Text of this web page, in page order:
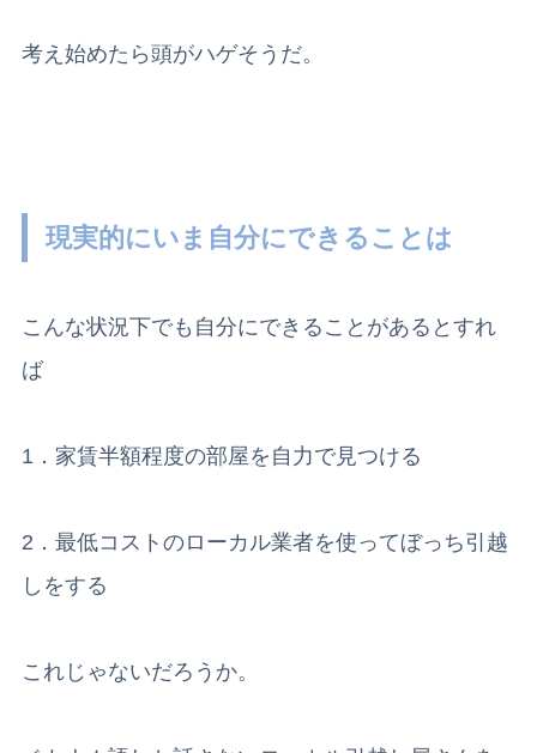
考え始めたら頭がハゲそうだ。
現実的にいま自分にできることは
こんな状況下でも自分にできることがあるとすれ
ば
1．家賃半額程度の部屋を自力で見つける
2．最低コストのローカル業者を使ってぼっち引越
しをする
これじゃないだろうか。